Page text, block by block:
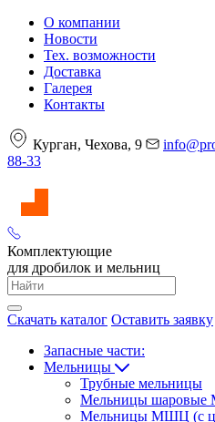
О компании
Новости
Тех. возможности
Доставка
Галерея
Контакты
Курган, Чехова, 9
88-33
Комплектующие
для дробилок и мельниц
Скачать каталог Оставить заявку
Запасные части:
Мельницы
Трубные мельницы
Мельницы шаровые
Мельницы МШЦ (с